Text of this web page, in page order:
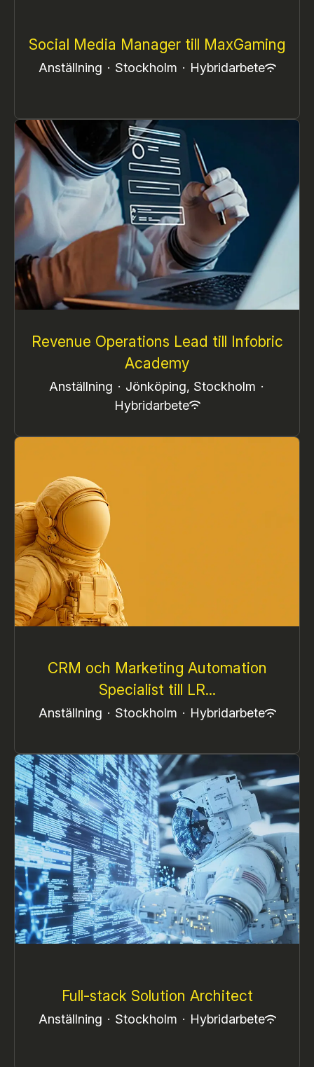
Social Media Manager till MaxGaming
Anställning · Stockholm · Hybridarbete
Revenue Operations Lead till Infobric
Academy
Anställning · Jönköping, Stockholm ·
Hybridarbete
CRM och Marketing Automation
Specialist till LR...
Anställning · Stockholm · Hybridarbete
Full-stack Solution Architect
Anställning · Stockholm · Hybridarbete